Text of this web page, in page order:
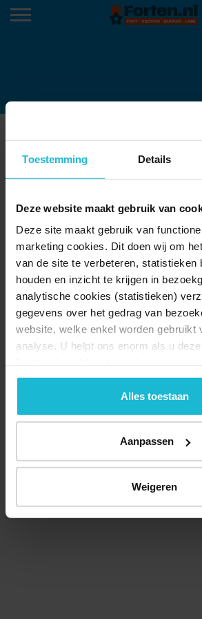
Toestemming Details
Deze website maakt gebruik van
Deze site maakt gebruik van
marketing cookies. Dit doen wij om
van de site te verbeteren, statistieken
houden en inzicht te krijgen in
analytische cookies (statistieken)
gegevens over het gedrag van
website, welke enkel worden gebruikt
analyse. U helpt ons enorm als u
geen commerciële doelstelling. U
de knoppen accepteren, beheren of
Alles toestaan
Aanpassen
Weigeren
R (2)
© 2026 Stichting Forten
Forten.nl wordt ondersteund door de